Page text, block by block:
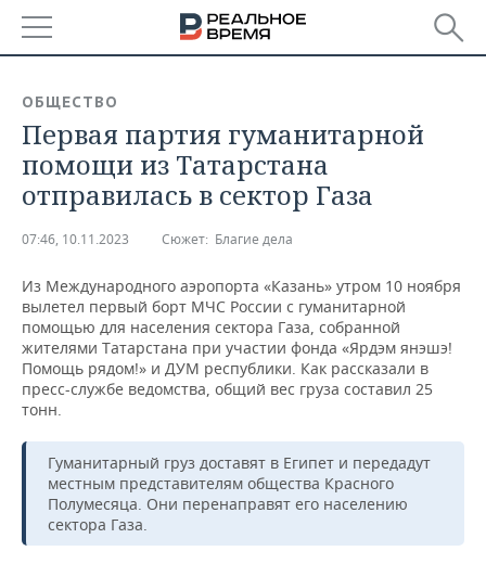
БАШКОРТОСТАН
ТАТАРСТАН
НОВОСТИ
АНАЛИТИКА
ДЕКЛАРАЦИИ О ДОХОДАХ
КОРОЛИ ГОСЗАКАЗА ПФО
ВУЗЫ ТАТАРСТАНА
ТОРГОВЫЕ ЦЕНТРЫ
ТАТАРСТАНА
НОВОСТИ ЭКОНОМИКИ
ФИНАНСЫ
БАНКИ
ИНВЕСТИЦИИ
ПРОМЫШЛЕННОСТЬ
НОВОСТИ
ПРОМЫШЛЕННОСТИ
АГРОПРОМ
МАШИНОСТРОЕНИЕ
НЕФТЕХИМИЯ
НЕФТЬ
НЕДВИЖИМОСТЬ
НОВОСТИ НЕДВИЖИМОСТИ
АВТО
НОВОСТИ БИЗНЕСА
РОЗНИЧНАЯ ТОРГОВЛЯ
ТЕХНОЛОГИИ
НОВОСТИ ТЕХНОЛОГИЙ
МЕРОПРИЯТИЯ
ОБЩЕСТВО
Первая партия гуманитарной
помощи из Татарстана
отправилась в сектор Газа
07:46, 10.11.2023 Сюжет: Благие дела
Из Международного аэропорта «Казань» утром 10 ноября
вылетел первый борт МЧС России с гуманитарной
помощью для населения сектора Газа, собранной
жителями Татарстана при участии фонда «Ярдэм янэшэ!
Помощь рядом!» и ДУМ республики. Как рассказали в
пресс-службе ведомства, общий вес груза составил 25
тонн.
Гуманитарный груз доставят в Египет и передадут
местным представителям общества Красного
Полумесяца. Они перенаправят его населению
сектора Газа.